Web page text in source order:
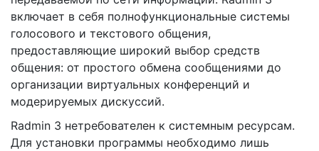
включает в себя полнофункциональные системы
голосового и текстового общения,
предоставляющие широкий выбор средств
общения: от простого обмена сообщениями до
организации виртуальных конференций и
модерируемых дискуссий.
Radmin 3 нетребователен к системным ресурсам.
Для установки программы необходимо лишь